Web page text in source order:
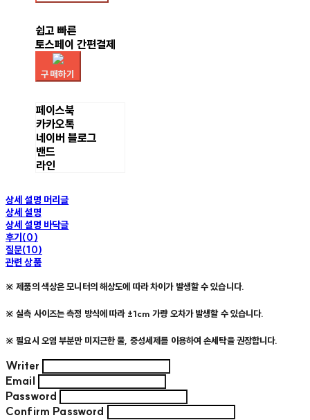
쉽고 빠른
토스페이 간편결제
구매하기
페이스북
카카오톡
네이버 블로그
밴드
라인
상세 설명 머리글
상세 설명
상세 설명 바닥글
후기(0)
질문(10)
관련 상품
※ 제품의 색상은 모니터의 해상도에 따라 차이가 발생할 수 있습니다.
※ 실측 사이즈는 측정 방식에 따라 ±1cm 가량 오차가 발생할 수 있습니다.
※ 필요시 오염 부분만 미지근한 물, 중성세제를 이용하여 손세탁을 권장합니다.
Writer
Email
Password
Confirm Password